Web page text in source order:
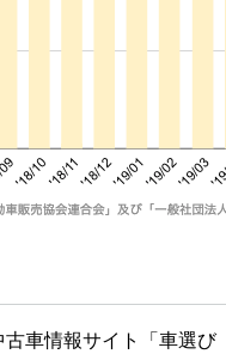
車情報サイト「車選び